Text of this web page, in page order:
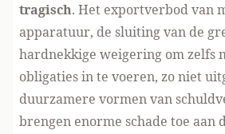
tragisch. Het exportverbod van
apparatuur, de sluiting van de
hardnekkige weigering om zelfs
obligaties in te voeren, zo niet
duurzamere vormen van
brengen enorme schade toe aan